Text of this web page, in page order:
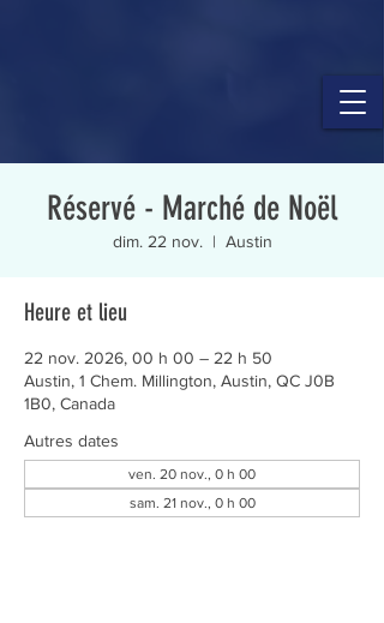
Réservé - Marché de Noël
dim. 22 nov.
  |
Austin
Heure et lieu
22 nov. 2026, 00 h 00 – 22 h 50
Austin, 1 Chem. Millington, Austin, QC J0B
1B0, Canada
Autres dates
ven. 20 nov., 0 h 00
sam. 21 nov., 0 h 00